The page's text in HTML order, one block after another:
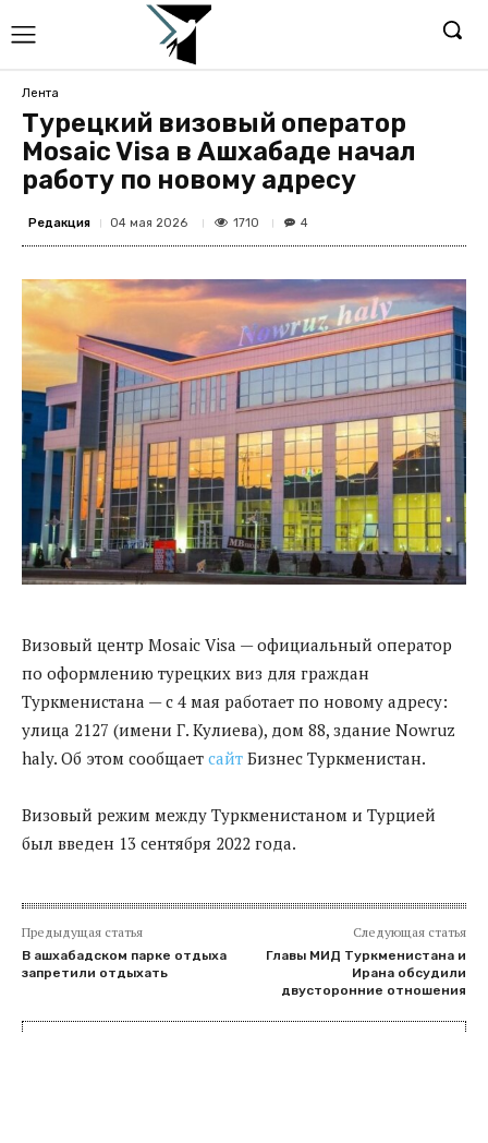
Лента
Турецкий визовый оператор
Mosaic Visa в Ашхабаде начал
работу по новому адресу
Редакция 04 мая 2026 1710 4
Визовый центр Mosaic Visa — официальный оператор
по оформлению турецких виз для граждан
Туркменистана — с 4 мая работает по новому адресу:
улица 2127 (имени Г. Кулиева), дом 88, здание Nowruz
haly. Об этом сообщает сайт Бизнес Туркменистан.
Визовый режим между Туркменистаном и Турцией
был введен 13 сентября 2022 года.
Предыдущая статья
В ашхабадском парке отдыха
запретили отдыхать
Следующая статья
Главы МИД Туркменистана и
Ирана обсудили
двусторонние отношения